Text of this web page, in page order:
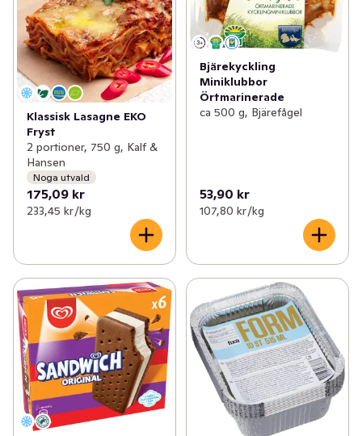
Klassisk Lasagne EKO
Fryst
2 portioner, 750 g, Kalf &
Hansen
Noga utvald
175,09 kr
233,45 kr /kg
Bjärekyckling
Miniklubbor
Örtmarinerade
ca 500 g, Bjärefågel
53,90 kr
107,80 kr /kg